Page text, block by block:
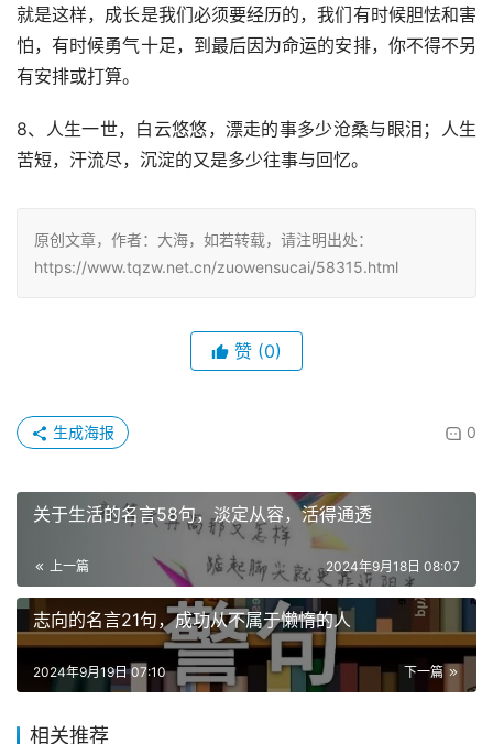
就是这样，成长是我们必须要经历的，我们有时候胆怯和害
怕，有时候勇气十足，到最后因为命运的安排，你不得不另
有安排或打算。
8、人生一世，白云悠悠，漂走的事多少沧桑与眼泪；人生
苦短，汗流尽，沉淀的又是多少往事与回忆。
原创文章，作者：大海，如若转载，请注明出处：
https://www.tqzw.net.cn/zuowensucai/58315.html
赞 (0)
0
生成海报
关于生活的名言58句，淡定从容，活得通透
上一篇 2024年9月18日 08:07
志向的名言21句，成功从不属于懒惰的人
下一篇
2024年9月19日 07:10
相关推荐